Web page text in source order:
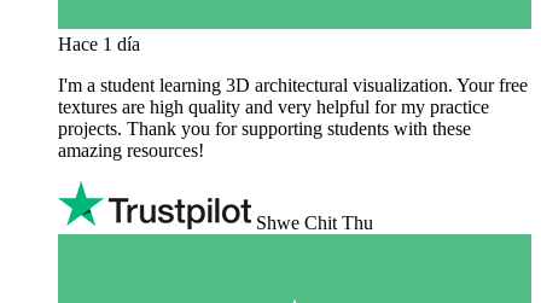
Hace 1 día
I'm a student learning 3D architectural visualization. Your free
textures are high quality and very helpful for my practice
projects. Thank you for supporting students with these
amazing resources!
Shwe Chit Thu